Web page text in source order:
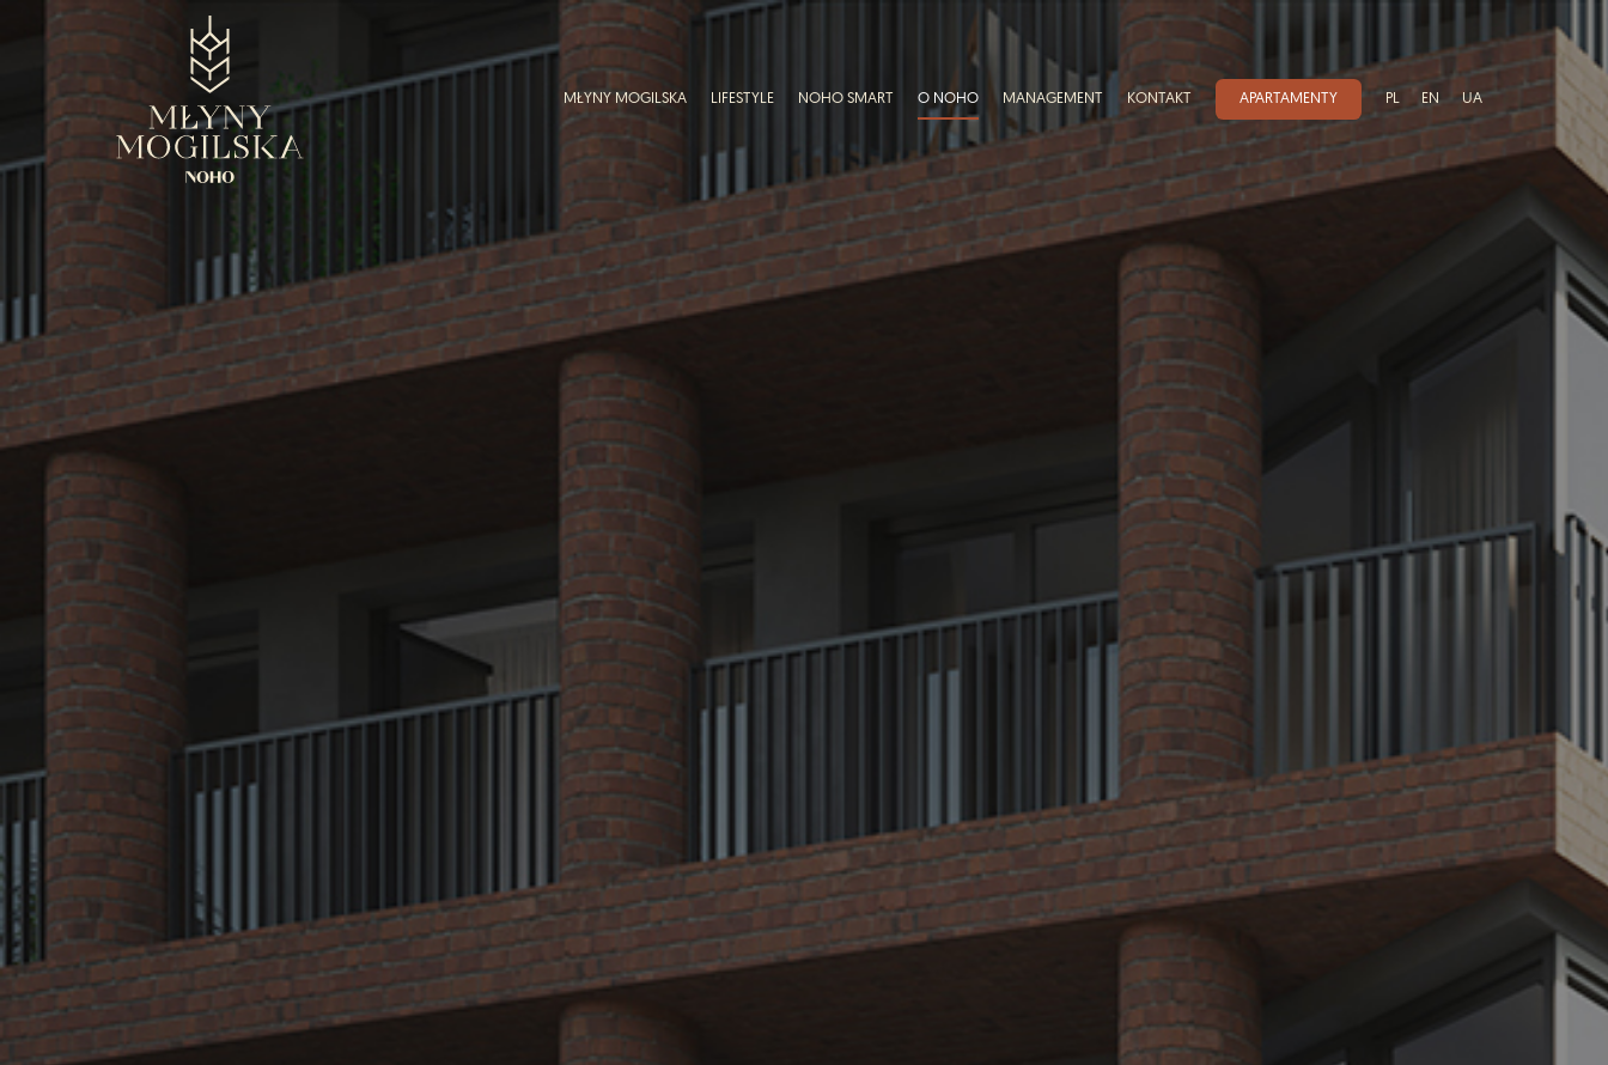
MŁYNY MOGILSKA LIFESTYLE NOHO SMART O NOHO MANAGEMENT KONTAKT APARTAMENTY PL EN UA